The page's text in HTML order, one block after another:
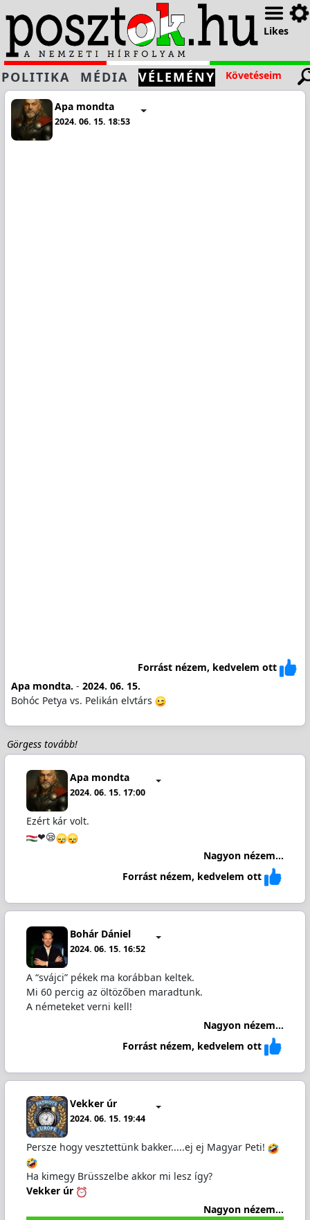
Likes
POLITIKA MÉDIA VÉLEMÉNY Követéseim
Apa mondta
2024. 06. 15. 18:53
Forrást nézem, kedvelem ott
Apa mondta. - 2024. 06. 15.
Bohóc Petya vs. Pelikán elvtárs
Görgess tovább!
Apa mondta
2024. 06. 15. 17:00
Ezért kár volt.
❤😪
Nagyon nézem...
Forrást nézem, kedvelem ott
Bohár Dániel
2024. 06. 15. 16:52
A “svájci” pékek ma korábban keltek.
Mi 60 percig az öltözőben maradtunk.
A németeket verni kell!
Nagyon nézem...
Forrást nézem, kedvelem ott
Vekker úr
2024. 06. 15. 19:44
Persze hogy vesztettünk bakker.....ej ej Magyar Peti!
Ha kimegy Brüsszelbe akkor mi lesz így?
Vekker úr
Nagyon nézem...